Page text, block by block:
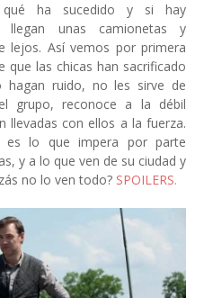
ha sucedido y si hay
llegan unas camionetas y
lejos. Así vemos por primera
que las chicas han sacrificado
ruido, no les sirve de
grupo, reconoce a la débil
llevadas con ellos a la fuerza.
es lo que impera por parte
y a lo que ven de su ciudad y
no lo ven todo? SPOILERS.